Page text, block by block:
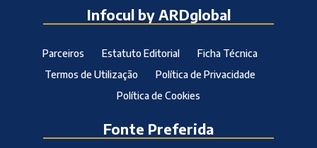
Infocul by ARDglobal
Parceiros Estatuto Editorial
Ficha Técnica
Termos de Utilização
Política de Privacidade
Política de Cookies
Fonte Preferida